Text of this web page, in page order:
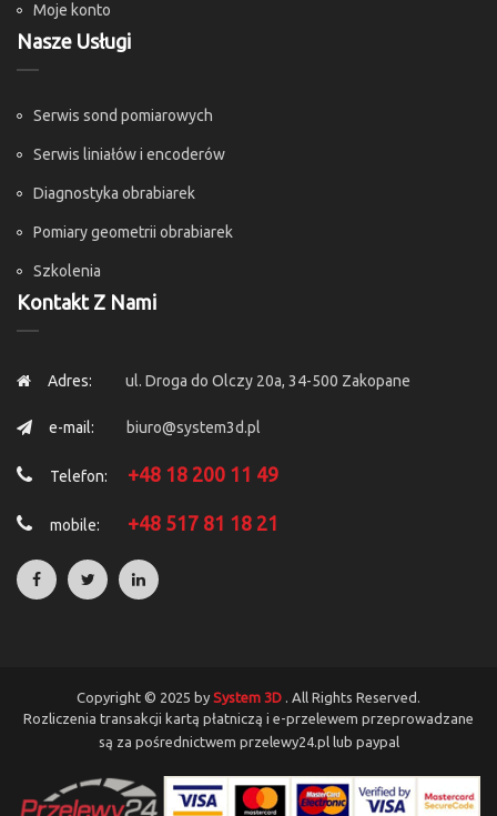
Moje konto
Nasze Usługi
Serwis sond pomiarowych
Serwis liniałów i encoderów
Diagnostyka obrabiarek
Pomiary geometrii obrabiarek
Szkolenia
Kontakt Z Nami
Adres: ul. Droga do Olczy 20a, 34-500 Zakopane
e-mail: biuro@system3d.pl
Telefon: +48 18 200 11 49
mobile: +48 517 81 18 21
Copyright © 2025 by System 3D . All Rights Reserved.
Rozliczenia transakcji kartą płatniczą i e-przelewem przeprowadzane
są za pośrednictwem przelewy24.pl lub paypal